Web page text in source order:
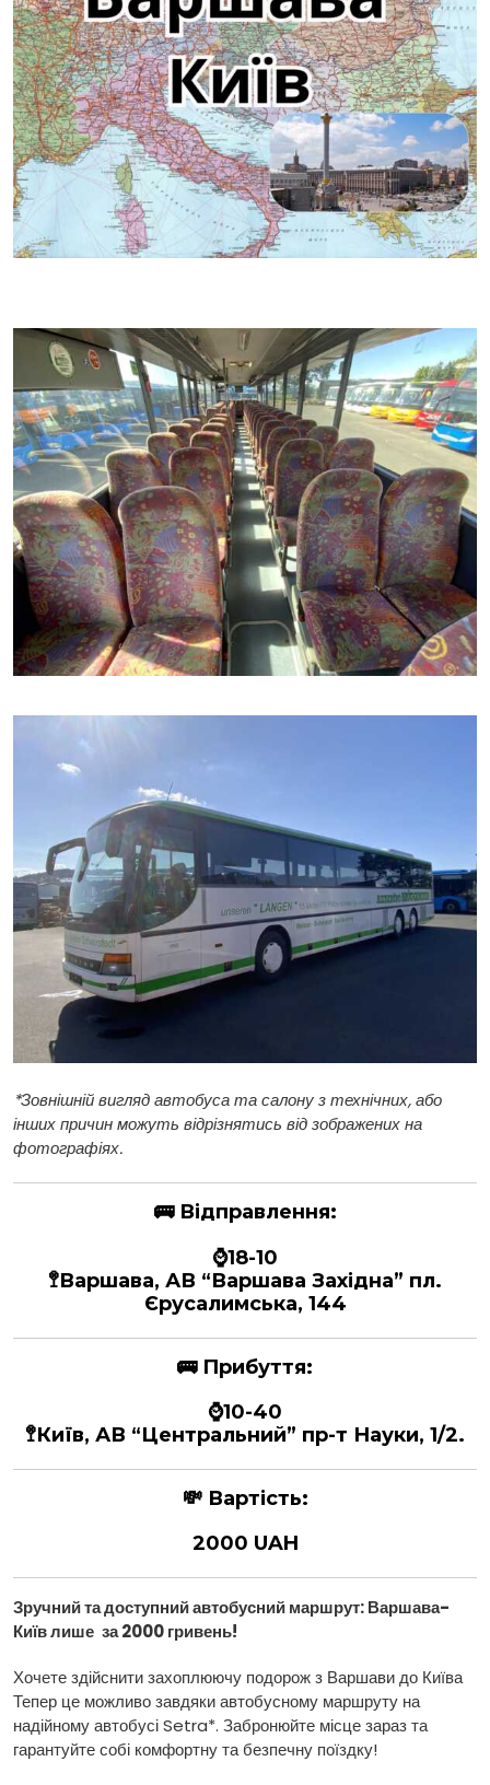
*Зовнішній вигляд автобуса та салону з технічних, або
інших причин можуть відрізнятись від зображених на
фотографіях.
🚌 Відправлення:
⌚18-10
🚏Варшава, АВ “Варшава Західна” пл.
Єрусалимська, 144
🚌 Прибуття:
⌚10-40
🚏Київ, АВ “Центральний” пр-т Науки, 1/2.
💸 Вартість:
2000 UAH
Зручний та доступний автобусний маршрут: Варшава-
Київ лише за 2000 гривень!
Хочете здійснити захоплюючу подорож з Варшави до Київа
Тепер це можливо завдяки автобусному маршруту на
надійному автобусі Setra*. Забронюйте місце зараз та
гарантуйте собі комфортну та безпечну поїздку!